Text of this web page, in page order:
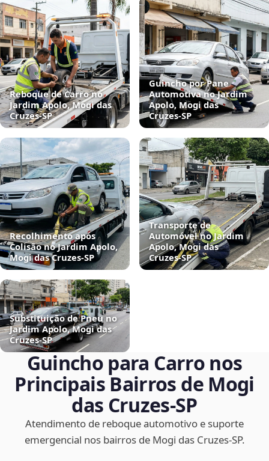
Reboque de Carro no
Jardim Apolo, Mogi das
Cruzes‑SP
Guincho por Pane
Automotiva no Jardim
Apolo, Mogi das
Cruzes‑SP
Recolhimento após
Colisão no Jardim Apolo,
Mogi das Cruzes‑SP
Transporte de
Automóvel no Jardim
Apolo, Mogi das
Cruzes‑SP
Substituição de Pneu no
Jardim Apolo, Mogi das
Cruzes‑SP
Guincho para Carro nos
Principais Bairros de Mogi
das Cruzes‑SP
Atendimento de reboque automotivo e suporte
emergencial nos bairros de Mogi das Cruzes‑SP.